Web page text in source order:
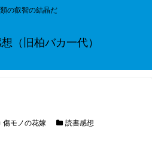
の叡智の結晶だ
（旧柏バカ一代）
傷モノの花嫁 読書感想